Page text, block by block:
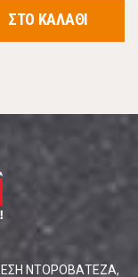
ΣΤΟ ΚΑΛΑΘΙ
ΝΤΟΡΟΒΑΤΕΖΑ,